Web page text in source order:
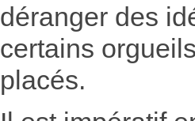
déranger des
certains
placés.